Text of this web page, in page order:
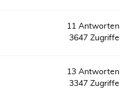
11Antworten
3647Zugriffe
13Antworten
3347Zugriffe